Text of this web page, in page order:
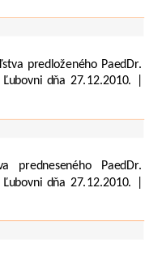
predloženého PaedDr.
dňa 27.12.2010. |
predneseného PaedDr.
dňa 27.12.2010. |